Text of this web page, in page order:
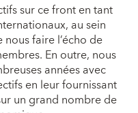
sur ce front en tant
au sein
faire l’écho de
En outre, nous
années avec
en leur fournissant
un grand nombre de